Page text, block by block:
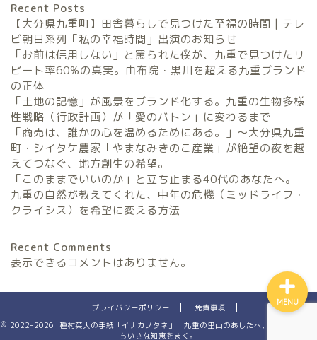
Recent Posts
【大分県九重町】田舎暮らしで見つけた至福の時間 | テレ
ビ朝日系列「私の幸福時間」出演のお知らせ
「お前は信用しない」と罵られた僕が、九重で見つけたリ
ピート率60%の真実。由布院・黒川を超える九重ブランド
の正体
「土地の記憶」が風景をブランド化する。九重の生物多様
性戦略（行政計画）が「愛のバトン」に変わるまで
「商売は、誰かの心を温めるためにある。」〜大分県九重
町・シイタケ農家「やまなみきのこ産業」が絶望の夜を越
えてつなぐ、地方創生の希望。
「このままでいいのか」と立ち止まる40代のあなたへ。
九重の自然が教えてくれた、中年の危機（ミッドライフ・
クライシス）を希望に変える方法
Recent Comments
表示できるコメントはありません。
プライバシーポリシー
免責事項
2022–2026 種村英大の手紙「イナカノタネ」｜九重の里山のあしたへ、田舎暮らしの
ちいさな知恵をまく。
MENU
農家民宿FarmStay
暮らしと農のタネLifeStyle
観光地域づくりタネ
TourismDevelopment
田舎の仕事のタネ
SatoyamaWorks